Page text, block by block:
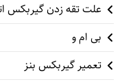
علت تقه زدن گیربکس
بی ام و
تعمیر گیربکس بنز